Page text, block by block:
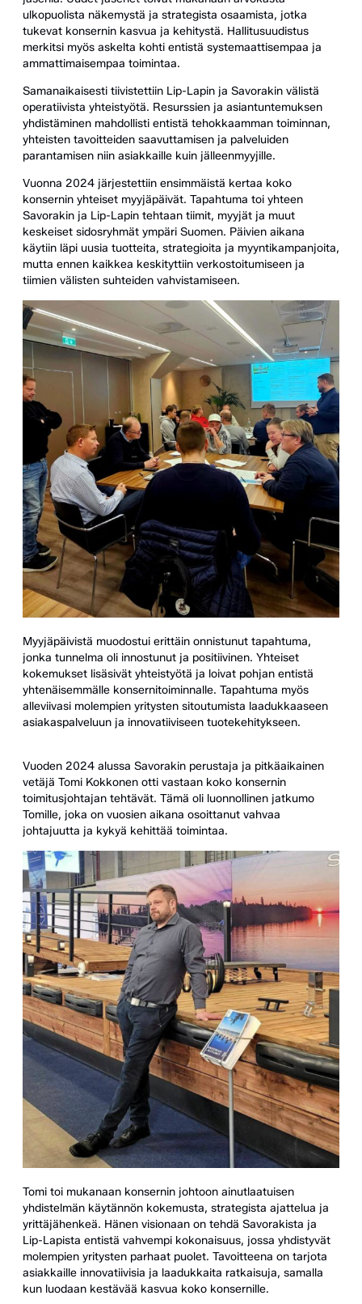
ulkopuolista näkemystä ja strategista osaamista, jotka
tukevat konsernin kasvua ja kehitystä. Hallitusuudistus
merkitsi myös askelta kohti entistä systemaattisempaa ja
ammattimaisempaa toimintaa.
Samanaikaisesti tiivistettiin Lip-Lapin ja Savorakin välistä
operatiivista yhteistyötä. Resurssien ja asiantuntemuksen
yhdistäminen mahdollisti entistä tehokkaamman toiminnan,
yhteisten tavoitteiden saavuttamisen ja palveluiden
parantamisen niin asiakkaille kuin jälleenmyyjille.
Vuonna 2024 järjestettiin ensimmäistä kertaa koko
konsernin yhteiset myyjäpäivät. Tapahtuma toi yhteen
Savorakin ja Lip-Lapin tehtaan tiimit, myyjät ja muut
keskeiset sidosryhmät ympäri Suomen. Päivien aikana
käytiin läpi uusia tuotteita, strategioita ja myyntikampanjoita,
mutta ennen kaikkea keskityttiin verkostoitumiseen ja
tiimien välisten suhteiden vahvistamiseen.
Myyjäpäivistä muodostui erittäin onnistunut tapahtuma,
jonka tunnelma oli innostunut ja positiivinen. Yhteiset
kokemukset lisäsivät yhteistyötä ja loivat pohjan entistä
yhtenäisemmälle konsernitoiminnalle. Tapahtuma myös
alleviivasi molempien yritysten sitoutumista laadukkaaseen
asiakaspalveluun ja innovatiiviseen tuotekehitykseen.
Vuoden 2024 alussa Savorakin perustaja ja pitkäaikainen
vetäjä Tomi Kokkonen otti vastaan koko konsernin
toimitusjohtajan tehtävät. Tämä oli luonnollinen jatkumo
Tomille, joka on vuosien aikana osoittanut vahvaa
johtajuutta ja kykyä kehittää toimintaa.
Tomi toi mukanaan konsernin johtoon ainutlaatuisen
yhdistelmän käytännön kokemusta, strategista ajattelua ja
yrittäjähenkeä. Hänen visionaan on tehdä Savorakista ja
Lip-Lapista entistä vahvempi kokonaisuus, jossa yhdistyvät
molempien yritysten parhaat puolet. Tavoitteena on tarjota
asiakkaille innovatiivisia ja laadukkaita ratkaisuja, samalla
kun luodaan kestävää kasvua koko konsernille.